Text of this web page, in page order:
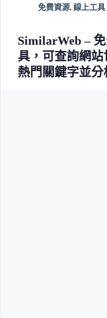
免費資源, 線上工具
SimilarWeb –
具，可查詢網
熱門關鍵字並